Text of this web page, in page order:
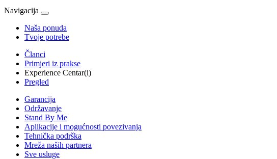
Navigacija
Naša ponuda
Tvoje potrebe
Članci
Primjeri iz prakse
Experience Centar(i)
Pregled
Garancija
Održavanje
Stand By Me
Aplikacije i mogućnosti povezivanja
Tehnička podrška
Mreža naših partnera
Sve usluge